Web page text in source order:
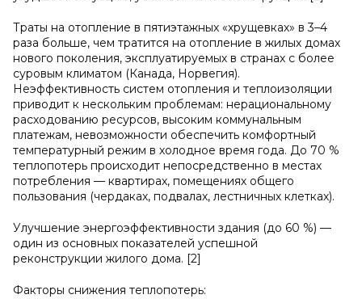
Траты на отопление в пятиэтажных «хрущевках» в 3–4
раза больше, чем тратится на отопление в жилых домах
нового поколения, эксплуатируемых в странах с более
суровым климатом (Канада, Норвегия).
Неэффективность систем отопления и теплоизоляции
приводит к нескольким проблемам: нерациональному
расходованию ресурсов, высоким коммунальным
платежам, невозможности обеспечить комфортный
температурный режим в холодное время года. До 70 %
теплопотерь происходит непосредственно в местах
потребления — квартирах, помещениях общего
пользования (чердаках, подвалах, лестничных клетках).
Улучшение энергоэффективности здания (до 60 %) —
один из основных показателей успешной
реконструкции жилого дома. [2]
Факторы снижения теплопотерь: